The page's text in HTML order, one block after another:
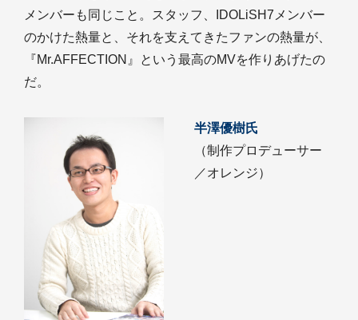
メンバーも同じこと。スタッフ、IDOLiSH7メンバー
のかけた熱量と、それを支えてきたファンの熱量が、
『Mr.AFFECTION』という最高のMVを作りあげたの
だ。
半澤優樹氏
（制作プロデューサー
／オレンジ）